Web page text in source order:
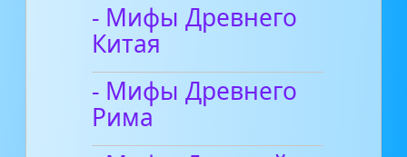
- Мифы Древнего
Китая
- Мифы Древнего
Рима